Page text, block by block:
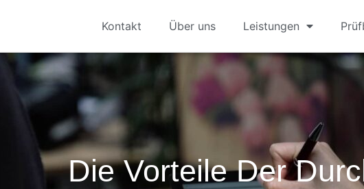
Kontakt Über uns Leistungen
Die Vorteile Der